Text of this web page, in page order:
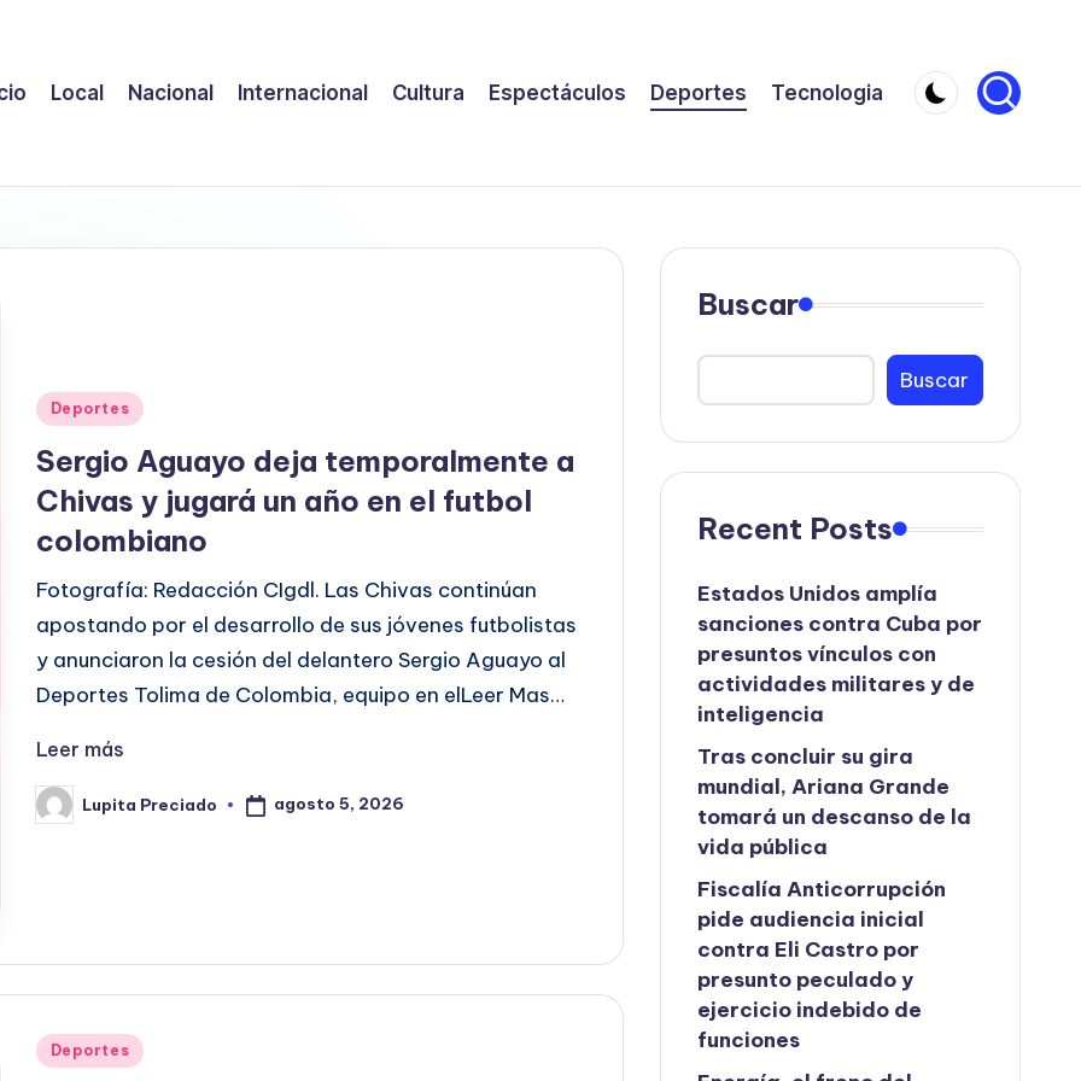
Local Nacional Internacional Cultura Espectáculos Deportes Tecnologia
Publicado
Deportes
Sergio Aguayo deja temporalmente a
Chivas y jugará un año en el futbol
colombiano
Fotografía: Redacción CIgdl. Las Chivas continúan
apostando por el desarrollo de sus jóvenes futbolistas
y anunciaron la cesión del delantero Sergio Aguayo al
Deportes Tolima de Colombia, equipo en elLeer Mas…
Leer más
Publicado
por
Lupita Preciado agosto 5, 2026
Publicado
Deportes
Buscar
Buscar
Recent Posts
Estados Unidos amplía
sanciones contra Cuba por
presuntos vínculos con
actividades militares y de
inteligencia
Tras concluir su gira
mundial, Ariana Grande
tomará un descanso de la
vida pública
Fiscalía Anticorrupción
pide audiencia inicial
contra Eli Castro por
presunto peculado y
ejercicio indebido de
funciones